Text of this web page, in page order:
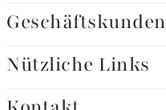
Geschäftskunden
Nützliche Links